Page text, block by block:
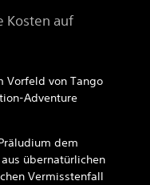
Kosten auf
Vorfeld von Tango
Adventure
dem
übernatürlichen
Vermisstenfall